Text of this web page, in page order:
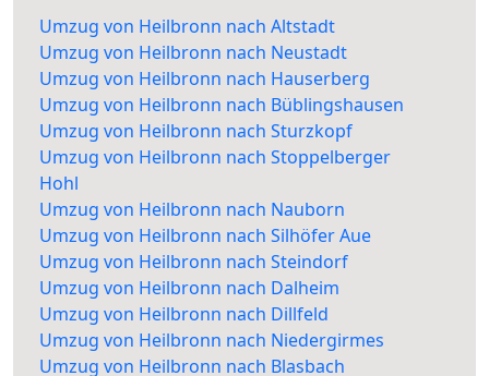
Umzug von Heilbronn nach Altstadt
Umzug von Heilbronn nach Neustadt
Umzug von Heilbronn nach Hauserberg
Umzug von Heilbronn nach Büblingshausen
Umzug von Heilbronn nach Sturzkopf
Umzug von Heilbronn nach Stoppelberger
Hohl
Umzug von Heilbronn nach Nauborn
Umzug von Heilbronn nach Silhöfer Aue
Umzug von Heilbronn nach Steindorf
Umzug von Heilbronn nach Dalheim
Umzug von Heilbronn nach Dillfeld
Umzug von Heilbronn nach Niedergirmes
Umzug von Heilbronn nach Blasbach